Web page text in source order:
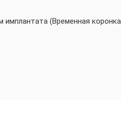
имплантата (Временная коронка